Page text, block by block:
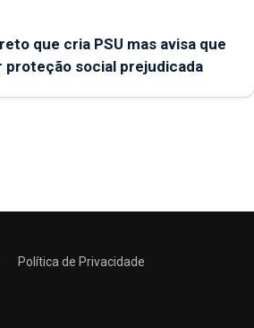
que cria PSU mas avisa que
proteção social prejudicada
Política de Privacidade